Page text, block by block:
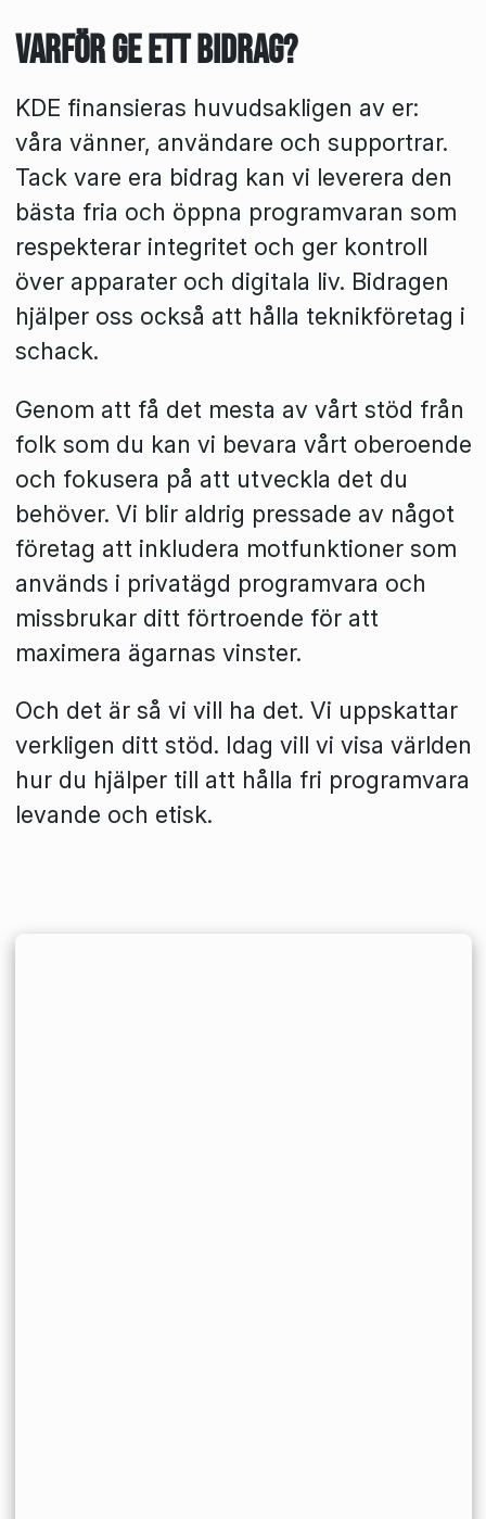
Varför ge ett bidrag?
KDE finansieras huvudsakligen av er:
våra vänner, användare och supportrar.
Tack vare era bidrag kan vi leverera den
bästa fria och öppna programvaran som
respekterar integritet och ger kontroll
över apparater och digitala liv. Bidragen
hjälper oss också att hålla teknikföretag i
schack.
Genom att få det mesta av vårt stöd från
folk som du kan vi bevara vårt oberoende
och fokusera på att utveckla det du
behöver. Vi blir aldrig pressade av något
företag att inkludera motfunktioner som
används i privatägd programvara och
missbrukar ditt förtroende för att
maximera ägarnas vinster.
Och det är så vi vill ha det. Vi uppskattar
verkligen ditt stöd. Idag vill vi visa världen
hur du hjälper till att hålla fri programvara
levande och etisk.